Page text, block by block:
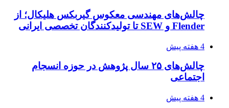
چالش‌های مهندسی معکوس گیربکس هلیکال؛ از
Flender و SEW تا تولیدکنندگان تخصصی ایرانی
4 هفته پیش
چالش‌های ۲۵ سال پژوهش در حوزه انسجام
اجتماعی
4 هفته پیش